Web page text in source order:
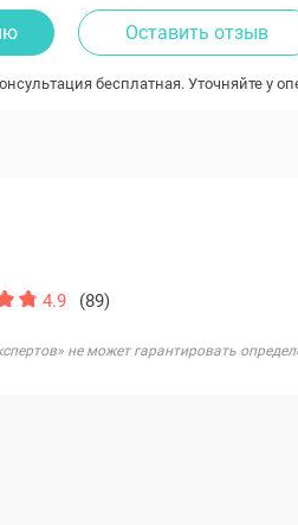
Оставить отзыв
бесплатная. Уточняйте у
4.9 (89)
не может гарантировать